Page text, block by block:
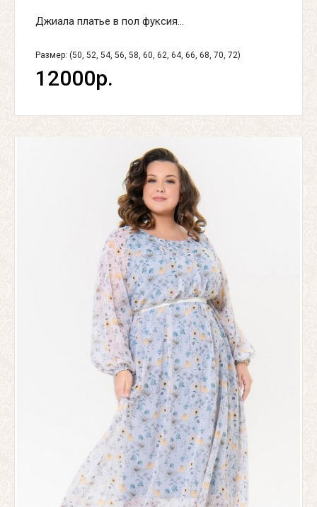
Джиала платье в пол фуксия...
Размер: (50, 52, 54, 56, 58, 60, 62, 64, 66, 68, 70, 72)
12000р.